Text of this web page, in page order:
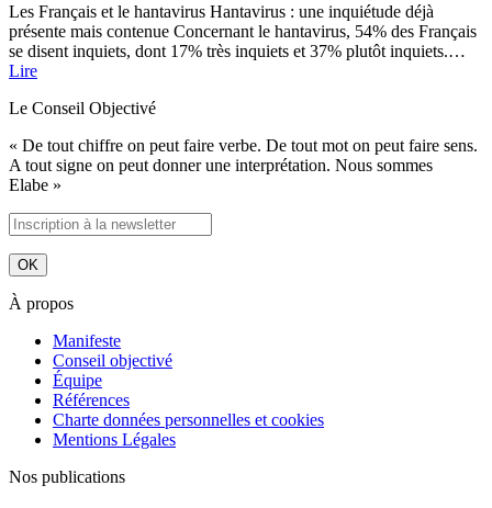
Les Français et le hantavirus Hantavirus : une inquiétude déjà
présente mais contenue Concernant le hantavirus, 54% des Français
se disent inquiets, dont 17% très inquiets et 37% plutôt inquiets.…
Lire
Le Conseil Objectivé
« De tout chiffre on peut faire verbe. De tout mot on peut faire sens.
A tout signe on peut donner une interprétation. Nous sommes
Elabe »
À propos
Manifeste
Conseil objectivé
Équipe
Références
Charte données personnelles et cookies
Mentions Légales
Nos publications